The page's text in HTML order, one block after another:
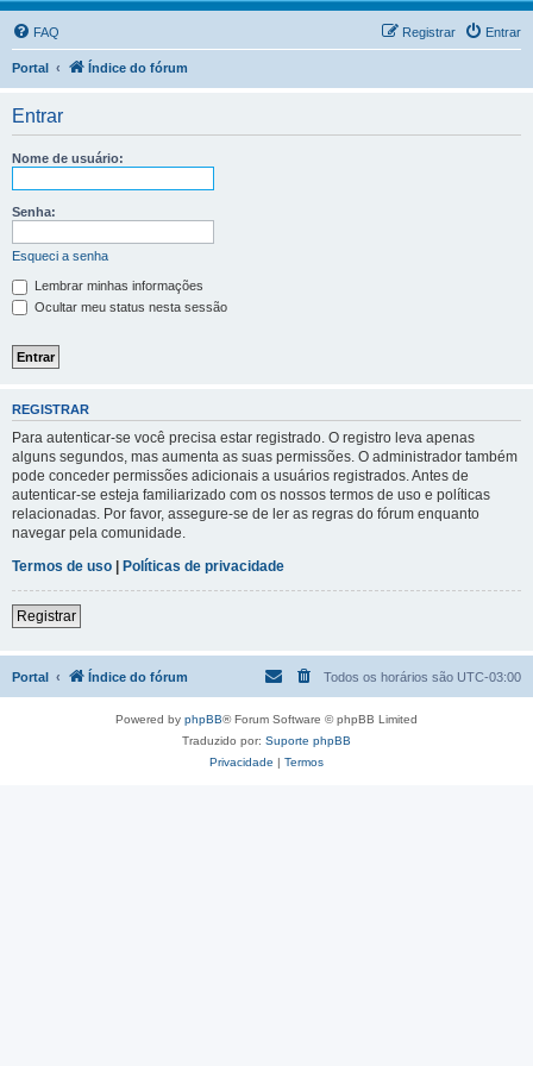
FAQ Entrar
Registrar
Portal Índice do fórum
Entrar
Nome de usuário:
Senha:
Esqueci a senha
Lembrar minhas informações
Ocultar meu status nesta sessão
REGISTRAR
Para autenticar-se você precisa estar registrado. O registro leva apenas
alguns segundos, mas aumenta as suas permissões. O administrador também
pode conceder permissões adicionais a usuários registrados. Antes de
autenticar-se esteja familiarizado com os nossos termos de uso e políticas
relacionadas. Por favor, assegure-se de ler as regras do fórum enquanto
navegar pela comunidade.
Termos de uso | Políticas de privacidade
Registrar
Portal Índice do fórum Todos os horários são UTC-03:00
Powered by phpBB® Forum Software © phpBB Limited
Traduzido por: Suporte phpBB
Privacidade | Termos